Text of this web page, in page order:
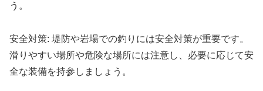
う。
安全対策: 堤防や岩場での釣りには安全対策が重要です。
滑りやすい場所や危険な場所には注意し、必要に応じて安
全な装備を持参しましょう。